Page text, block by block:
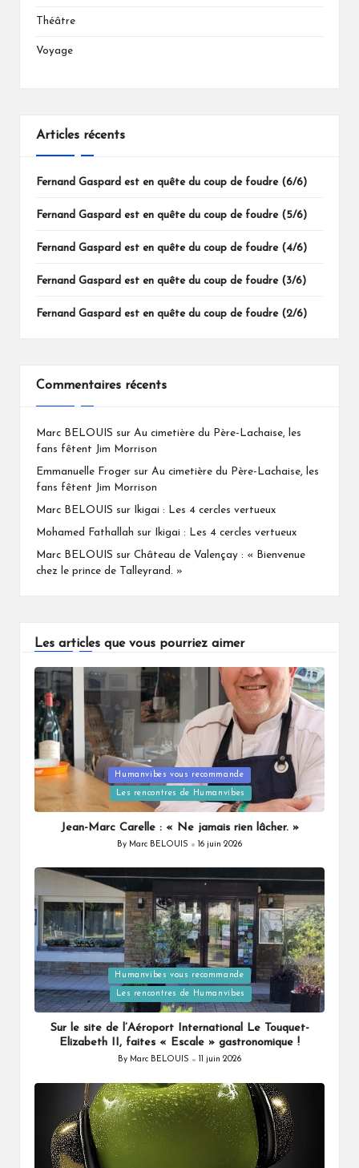
Théâtre
Voyage
Articles récents
Fernand Gaspard est en quête du coup de foudre (6/6)
Fernand Gaspard est en quête du coup de foudre (5/6)
Fernand Gaspard est en quête du coup de foudre (4/6)
Fernand Gaspard est en quête du coup de foudre (3/6)
Fernand Gaspard est en quête du coup de foudre (2/6)
Commentaires récents
Marc BELOUIS sur Au cimetière du Père-Lachaise, les
fans fêtent Jim Morrison
Emmanuelle Froger sur Au cimetière du Père-Lachaise, les
fans fêtent Jim Morrison
Marc BELOUIS sur Ikigai : Les 4 cercles vertueux
Mohamed Fathallah sur Ikigai : Les 4 cercles vertueux
Marc BELOUIS sur Château de Valençay : « Bienvenue
chez le prince de Talleyrand. »
Les articles que vous pourriez aimer
Posted
Humanvibes vous recommande
Les rencontres de Humanvibes
Jean-Marc Carelle : « Ne jamais rien lâcher. »
Posted
By Marc BELOUIS 16 juin 2026
Posted
in
Humanvibes vous recommande
Les rencontres de Humanvibes
Sur le site de l’Aéroport International Le Touquet-
Elizabeth II, faites « Escale » gastronomique !
Posted
By Marc BELOUIS 11 juin 2026